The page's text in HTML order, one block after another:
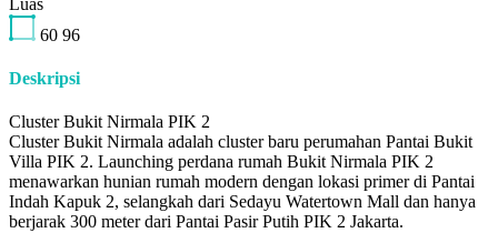
Luas
60 96
Deskripsi
Cluster Bukit Nirmala PIK 2
Cluster Bukit Nirmala adalah cluster baru perumahan Pantai Bukit
Villa PIK 2. Launching perdana rumah Bukit Nirmala PIK 2
menawarkan hunian rumah modern dengan lokasi primer di Pantai
Indah Kapuk 2, selangkah dari Sedayu Watertown Mall dan hanya
berjarak 300 meter dari Pantai Pasir Putih PIK 2 Jakarta.